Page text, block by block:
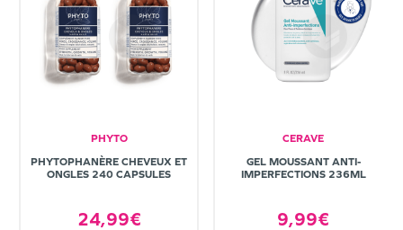
PHYTO
PHYTOPHANÈRE CHEVEUX ET
ONGLES 240 CAPSULES
24,99€
CERAVE
GEL MOUSSANT ANTI-
IMPERFECTIONS 236ML
9,99€